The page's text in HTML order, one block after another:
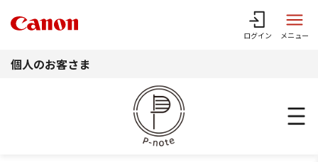
ログイン メニュー
個人のお客さま